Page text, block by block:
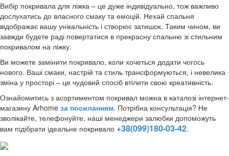
Вибір покривала для ліжка – це дуже індивідуально, тож важливо
дослухатись до власного смаку та емоцій. Нехай спальня
відображає вашу унікальність і створює затишок. Таким чином, ви
завжди будете раді повертатися в прекрасну спальню зі стильним
покривалом на ліжку.
Ви можете замінити покривало, коли хочеться додати чогось
нового. Ваші смаки, настрій та стиль трансформуються, і невелика
зміна у просторі – це чудовий спосіб втілити свою креативність.
Ознайомитись з асортиментом покривал можна в каталозі інтернет-
магазину Arhome за посиланням. Потрібна консультація? Не
зволікайте, телефонуйте, наші менеджери залюбки допоможуть
вам підібрати ідеальне покривало +38(099)180-03-42.